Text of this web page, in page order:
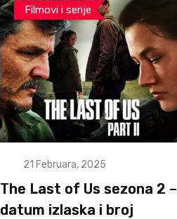
Filmovi i serije
21 Februara, 2025
The Last of Us sezona 2 –
datum izlaska i broj